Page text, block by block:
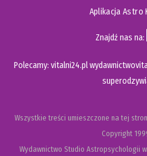
Aplikacja Astro
Znajdź nas na:
Polecamy: vitalni24.pl
Wszystkie treści umieszczone na tej
Copyright
Wydawnictwo Studio Astropsychologii